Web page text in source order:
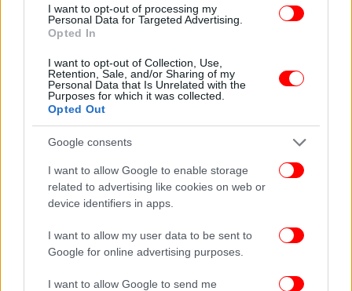
I want to opt-out of processing my
Personal Data for Targeted Advertising.
Opted In
I want to opt-out of Collection, Use,
Retention, Sale, and/or Sharing of my
Personal Data that Is Unrelated with the
Purposes for which it was collected.
Opted Out
Google consents
I want to allow Google to enable storage
related to advertising like cookies on web or
device identifiers in apps.
I want to allow my user data to be sent to
Google for online advertising purposes.
I want to allow Google to send me